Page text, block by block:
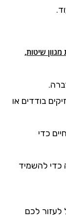
שיטות,
בודדים או
כדי
כדי להשמיד
לעזור לכם